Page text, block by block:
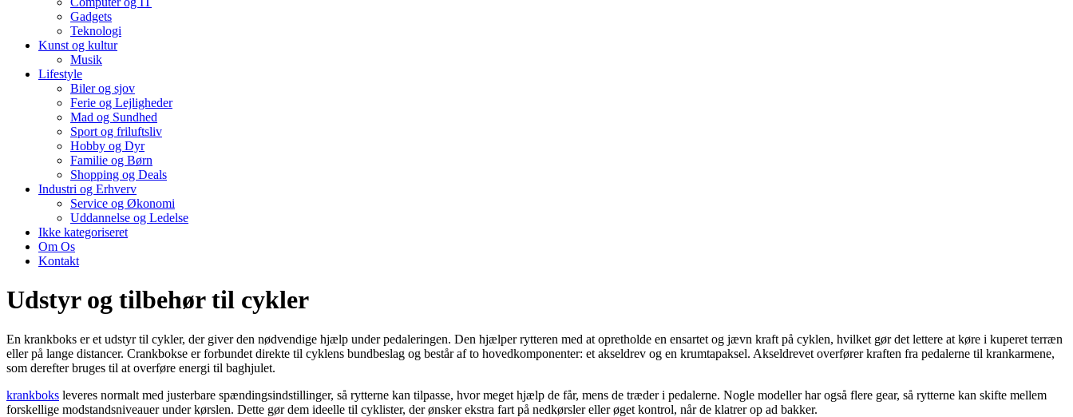
Gadgets
Teknologi
Kunst og kultur
Musik
Lifestyle
Biler og sjov
Ferie og Lejligheder
Mad og Sundhed
Sport og friluftsliv
Hobby og Dyr
Familie og Børn
Shopping og Deals
Industri og Erhverv
Service og Økonomi
Uddannelse og Ledelse
Ikke kategoriseret
Om Os
Kontakt
Udstyr og tilbehør til cykler
En krankboks er et udstyr til cykler, der giver den nødvendige hjælp under pedaleringen. Den hjælper rytteren med at opretholde en ensartet og jævn kraft på cyklen, hvilket gør det lettere at køre i kuperet terræn
eller på lange distancer. Crankbokse er forbundet direkte til cyklens bundbeslag og består af to hovedkomponenter: et akseldrev og en krumtapaksel. Akseldrevet overfører kraften fra pedalerne til krankarmene,
som derefter bruges til at overføre energi til baghjulet.
krankboks leveres normalt med justerbare spændingsindstillinger, så rytterne kan tilpasse, hvor meget hjælp de får, mens de træder i pedalerne. Nogle modeller har også flere gear, så rytterne kan skifte mellem
forskellige modstandsniveauer under kørslen. Dette gør dem ideelle til cyklister, der ønsker ekstra fart på nedkørsler eller øget kontrol, når de klatrer op ad bakker.